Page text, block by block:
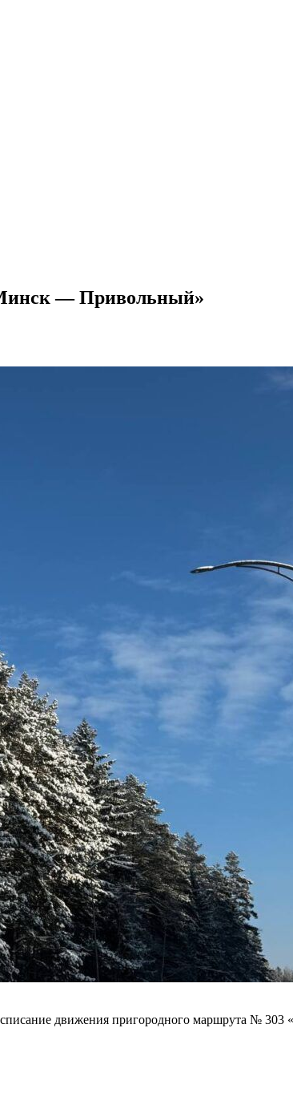
— Привольный»
движения пригородного маршрута №